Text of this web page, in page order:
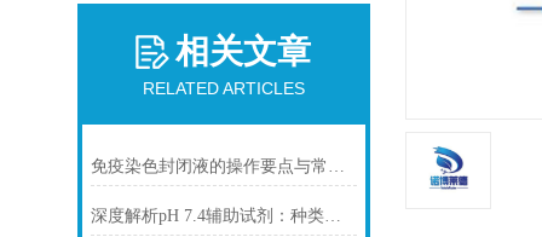
相关文章
RELATED ARTICLES
免疫染色封闭液的操作要点与常见问题解决方案
深度解析pH 7.4辅助试剂：种类、选择